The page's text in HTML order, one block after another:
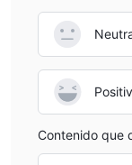
Contenido que